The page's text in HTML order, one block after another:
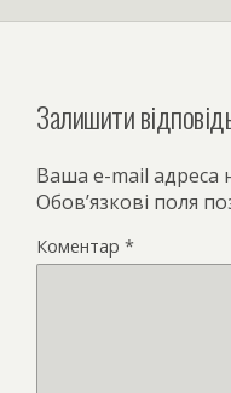
Залишити
Ваша e-mail адреса
Обов’язкові поля
Коментар *